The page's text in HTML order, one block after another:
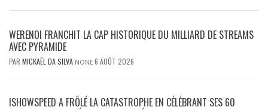
WERENOI FRANCHIT LA CAP HISTORIQUE DU MILLIARD DE STREAMS
AVEC PYRAMIDE
PAR MICKAËL DA SILVA NONE6 AOÛT 2026
ISHOWSPEED A FRÔLÉ LA CATASTROPHE EN CÉLÉBRANT SES 60